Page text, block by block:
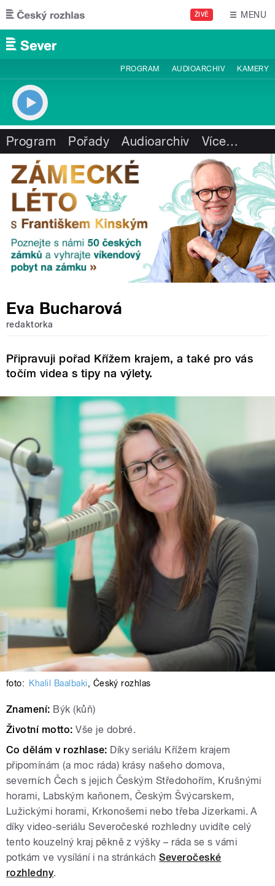
Přejít k hlavnímu obsahu
ŽIVĚ MENU
PROGRAM AUDIOARCHIV KAMERY
Program Pořady Audioarchiv Více…
Eva Bucharová
redaktorka
Připravuji pořad Křížem krajem, a také pro vás
točím videa s tipy na výlety.
foto: Khalil Baalbaki, Český rozhlas
Znamení: Býk (kůň)
Životní motto:Vše je dobré.
Co dělám v rozhlase: Díky seriálu Křížem krajem
připomínám (a moc ráda) krásy našeho domova,
severních Čech s jejich Českým Středohořím, Krušnými
horami, Labským kaňonem, Českým Švýcarskem,
Lužickými horami, Krkonošemi nebo třeba Jizerkami. A
díky video-seriálu Severočeské rozhledny uvidíte celý
tento kouzelný kraj pěkně z výšky – ráda se s vámi
potkám ve vysílání i na stránkáchSeveročeské
rozhledny.